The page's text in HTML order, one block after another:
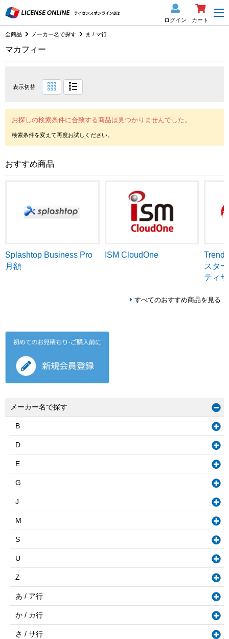
ログイン カート
全商品 メーカー名で探す ま / マ行
マカフィー
表示切替
お探しの検索条件に合致する商品は見つかりませんでした。
おすすめ商品
Splashtop Business Pro
月額
ISM CloudOne
Trend
スタ
ティ
すべてのおすすめ商品を見る
メーカー名で探す
B
D
E
G
J
M
S
U
Z
あ / ア行
か / カ行
さ / サ行